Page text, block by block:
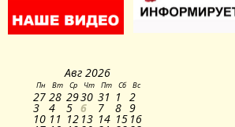
Авг 2026
Пн Вт Ср Чт Пт Сб Вс
27 28 2930 31 1 2
3 4 5 6 7 8 9
10 11 12 13 14 15 16